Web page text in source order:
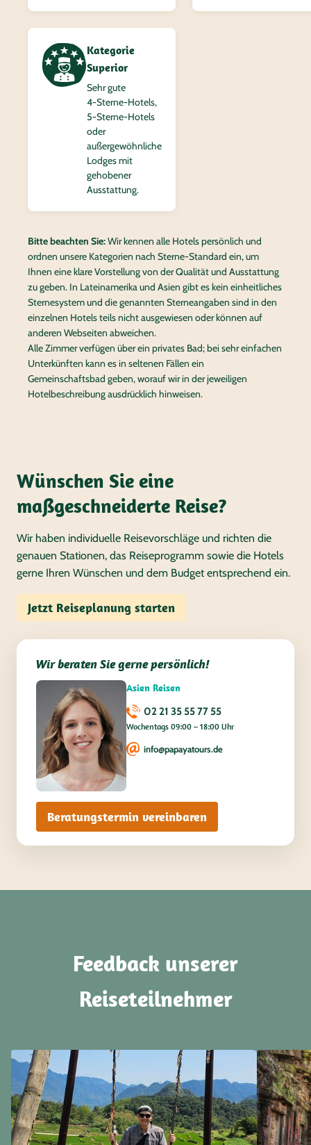
Kategorie
Superior
Sehr gute
4‑Sterne-Hotels,
5‑Sterne-Hotels
oder
außergewöhnliche
Lodges mit
gehobener
Ausstattung.
Bitte beachten Sie:Wir kennen alle Hotels persönlich und
ordnen unsere Kategorien nach Sterne-Standard ein, um
Ihnen eine klare Vorstellung von der Qualität und Ausstattung
zu geben. In Lateinamerika und Asien gibt es kein einheitliches
Sternesystem und die genannten Sterneangaben sind in den
einzelnen Hotels teils nicht ausgewiesen oder können auf
anderen Webseiten abweichen.
Alle Zimmer verfügen über ein privates Bad; bei sehr einfachen
Unterkünften kann es in seltenen Fällen ein
Gemeinschaftsbad geben, worauf wir in der jeweiligen
Hotelbeschreibung ausdrücklich hinweisen.
Wünschen Sie eine
maßgeschneiderte Reise?
Wir haben individuelle Reisevorschläge und richten die
genauen Stationen, das Reiseprogramm sowie die Hotels
gerne Ihren Wünschen und dem Budget entsprechend ein.
Jetzt Reiseplanung starten
Wir beraten Sie gerne persönlich!
Asien Reisen
02 21 35 55 77 55
Wochentags 09:00 – 18:00 Uhr
info@papayatours.de
Beratungstermin vereinbaren
Feedback unserer
Reiseteilnehmer